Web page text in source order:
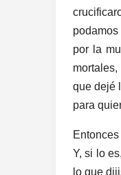
por la
que dejé
para
Y, si lo
lo que